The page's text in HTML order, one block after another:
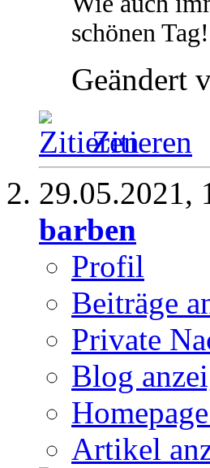
schönen Tag!
Geändert
Zitieren
29.05.2021,
barben
Profil
Beiträge
Private
Blog
Artikel